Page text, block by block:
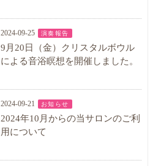
2024-09-25 演奏報告
9月20日（金）クリスタルボウル
による音浴瞑想を開催しました。
2024-09-21 お知らせ
2024年10月からの当サロンのご利
用について